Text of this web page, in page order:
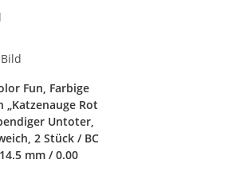
Fun, Farbige
Rot
Untoter,
2 Stück / BC
mm / 0.00